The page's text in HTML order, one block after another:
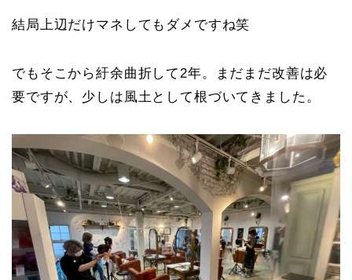
結局上辺だけマネしてもダメですね笑
でもそこから紆余曲折して2年。まだまだ改善は必
要ですが、少しは風土として根づいてきました。